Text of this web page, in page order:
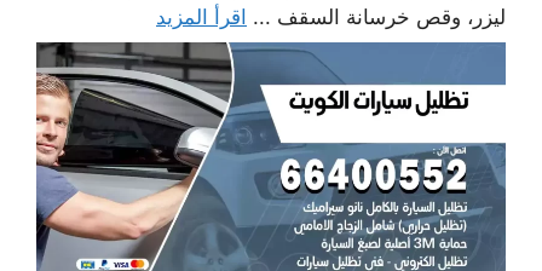
ليزر، وقص خرسانة السقف ... اقرأ المزيد